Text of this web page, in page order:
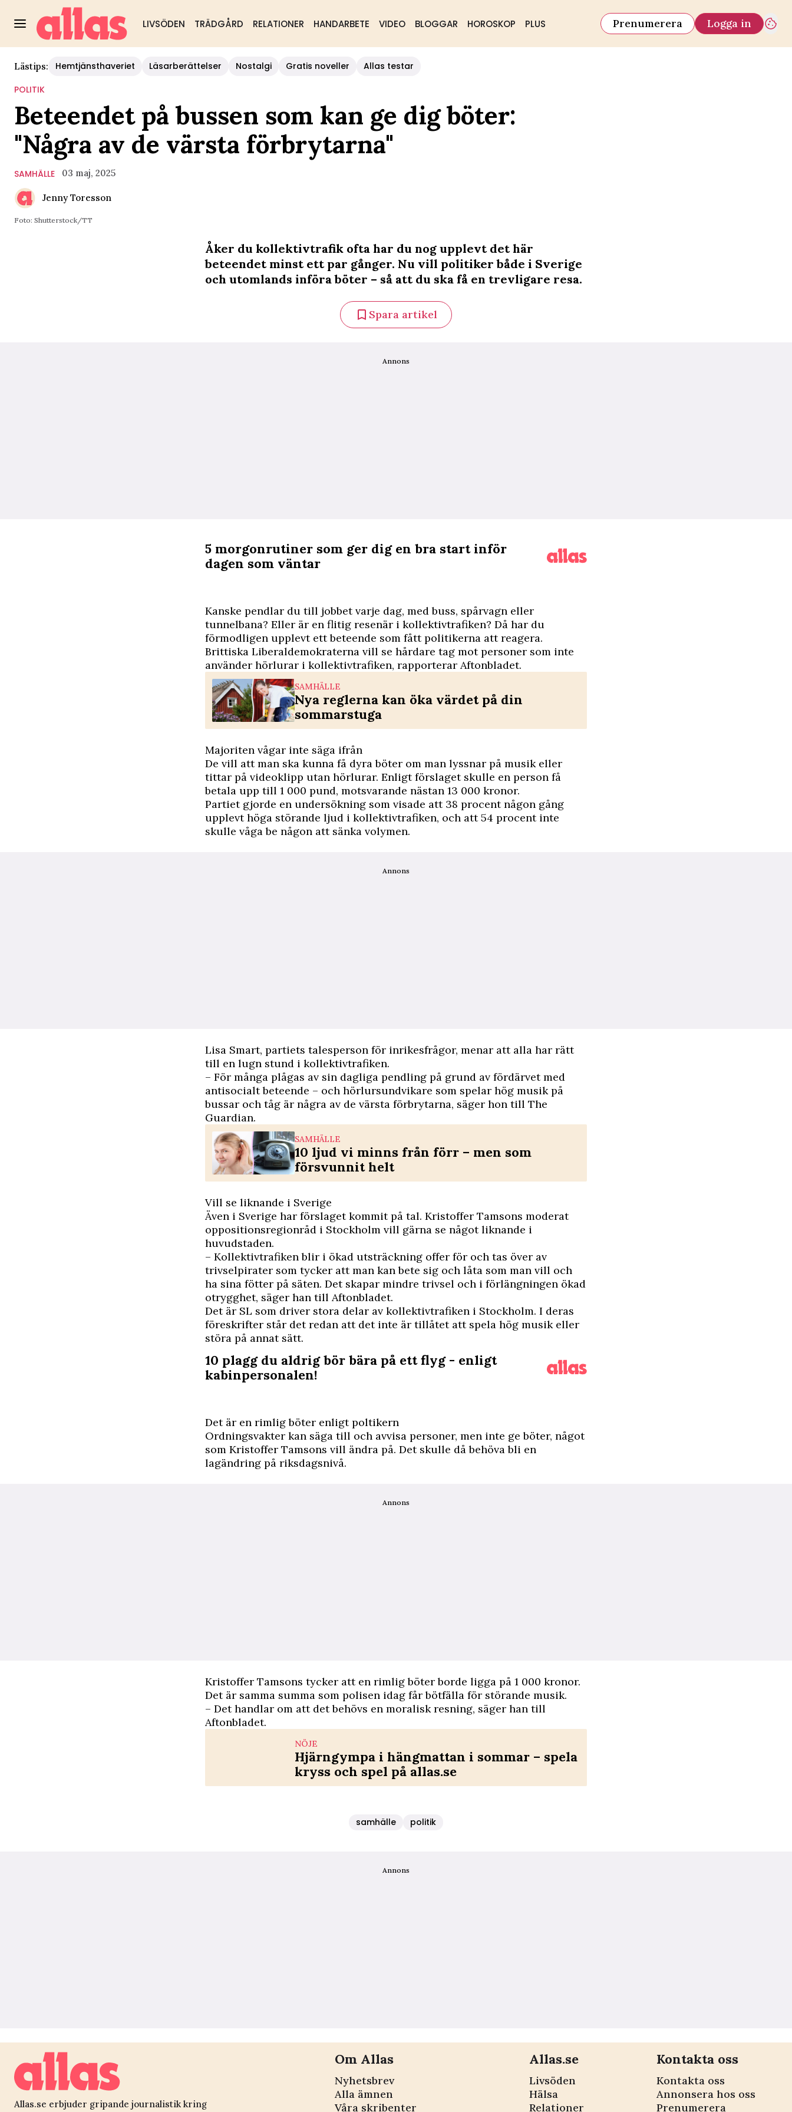
LIVSÖDEN TRÄDGÅRD RELATIONER HANDARBETE VIDEO BLOGGAR HOROSKOP PLUS Prenumerera Logga in
Lästips: Hemtjänsthaveriet Läsarberättelser Nostalgi Gratis noveller
Allas testar
POLITIK
Beteendet på bussen som kan ge dig böter:
"Några av de värsta förbrytarna"
SAMHÄLLE 03 maj, 2025
Jenny Toresson
Foto: Shutterstock/TT
Åker du kollektivtrafik ofta har du nog upplevt det här
beteendet minst ett par gånger. Nu vill politiker både i Sverige
och utomlands införa böter – så att du ska få en trevligare resa.
Spara artikel
Annons
5 morgonrutiner som ger dig en bra start inför
dagen som väntar
Kanske pendlar du till jobbet varje dag, med buss, spårvagn eller
tunnelbana? Eller är en flitig resenär i kollektivtrafiken? Då har du
förmodligen upplevt ett beteende som fått politikerna att reagera.
Brittiska Liberaldemokraterna vill se hårdare tag mot personer som inte
använder hörlurar i kollektivtrafiken, rapporterar Aftonbladet.
SAMHÄLLE
Nya reglerna kan öka värdet på din
sommarstuga
Majoriten vågar inte säga ifrån
De vill att man ska kunna få dyra böter om man lyssnar på musik eller
tittar på videoklipp utan hörlurar. Enligt förslaget skulle en person få
betala upp till 1 000 pund, motsvarande nästan 13 000 kronor.
Partiet gjorde en undersökning som visade att 38 procent någon gång
upplevt höga störande ljud i kollektivtrafiken, och att 54 procent inte
skulle våga be någon att sänka volymen.
Annons
Lisa Smart, partiets talesperson för inrikesfrågor, menar att alla har rätt
till en lugn stund i kollektivtrafiken.
– För många plågas av sin dagliga pendling på grund av fördärvet med
antisocialt beteende – och hörlursundvikare som spelar hög musik på
bussar och tåg är några av de värsta förbrytarna, säger hon till The
Guardian.
SAMHÄLLE
10 ljud vi minns från förr – men som
försvunnit helt
Vill se liknande i Sverige
Även i Sverige har förslaget kommit på tal. Kristoffer Tamsons moderat
oppositionsregionråd i Stockholm vill gärna se något liknande i
huvudstaden.
– Kollektivtrafiken blir i ökad utsträckning offer för och tas över av
trivselpirater som tycker att man kan bete sig och låta som man vill och
ha sina fötter på säten. Det skapar mindre trivsel och i förlängningen ökad
otrygghet, säger han till Aftonbladet.
Det är SL som driver stora delar av kollektivtrafiken i Stockholm. I deras
föreskrifter står det redan att det inte är tillåtet att spela hög musik eller
störa på annat sätt.
10 plagg du aldrig bör bära på ett flyg - enligt
kabinpersonalen!
Det är en rimlig böter enligt poltikern
Ordningsvakter kan säga till och avvisa personer, men inte ge böter, något
som Kristoffer Tamsons vill ändra på. Det skulle då behöva bli en
lagändring på riksdagsnivå.
Annons
Kristoffer Tamsons tycker att en rimlig böter borde ligga på 1 000 kronor.
Det är samma summa som polisen idag får bötfälla för störande musik.
– Det handlar om att det behövs en moralisk resning, säger han till
Aftonbladet.
NÖJE
Hjärngympa i hängmattan i sommar – spela
kryss och spel på allas.se
samhälle politik
Annons
Allas.se erbjuder gripande journalistik kring
Om Allas
Nyhetsbrev
Alla ämnen
Våra skribenter
Allas.se
Livsöden
Hälsa
Relationer
Kontakta oss
Kontakta oss
Annonsera hos oss
Prenumerera